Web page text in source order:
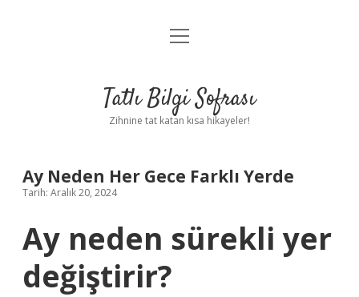
Anasayfa
Yasal Uyarı
menüyü
Tatlı Bilgi Sofrası
Zihnine tat katan kısa hikayeler!
Ay Neden Her Gece Farklı Yerde
Tarih: Aralık 20, 2024
Ay neden sürekli yer
değiştirir?